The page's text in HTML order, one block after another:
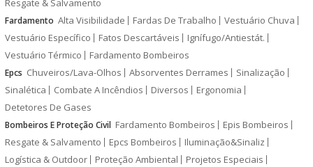
Resgate & Salvamento
Fardamento Alta Visibilidade Fardas De Trabalho
Vestuário Chuva
Vestuário Específico
Fatos Descartáveis
Ignífugo/Antiestát.
Vestuário Térmico
Fardamento Bombeiros
Epcs Chuveiros/Lava-Olhos Absorventes Derrames
Sinalização
Sinalética
Combate A Incêndios Diversos
Ergonomia
Detetores De Gases
Bombeiros E Proteção Civil Fardamento Bombeiros
Epis Bombeiros
Resgate & Salvamento
Epcs Bombeiros
Iluminação&Sinaliz
Logística & Outdoor
Proteção Ambiental
Projetos Especiais